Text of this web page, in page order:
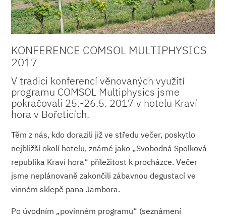
KONFERENCE COMSOL MULTIPHYSICS
2017
V tradici konferencí věnovaných využití
programu COMSOL Multiphysics jsme
pokračovali 25.-26.5. 2017 v hotelu Kraví
hora v Bořeticích.
Těm z nás, kdo dorazili již ve středu večer, poskytlo
nejbližší okolí hotelu, známé jako „Svobodná Spolková
republika Kraví hora“ příležitost k procházce. Večer
jsme neplánovaně zakončili zábavnou degustací ve
vinném sklepě pana Jambora.
Po úvodním „povinném programu“ (seznámení